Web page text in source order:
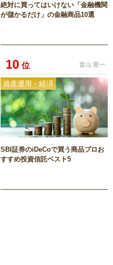
絶対に買ってはいけない「金融機関
が儲かるだけ」の金融商品10選
10 位
資産運用・経済
畠山 憲一
SBI証券のiDeCoで買う商品プロお
すすめ投資信託ベスト5